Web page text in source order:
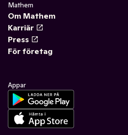
Mathem
Om Mathem
Karriär
Press
För företag
Appar